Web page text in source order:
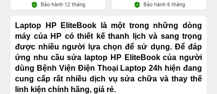
Bảo hành 12 tháng
Bảo hành 6 tháng
Laptop HP EliteBook là một trong những dòng
máy của HP có thiết kế thanh lịch và sang trọng
được nhiều người lựa chọn để sử dụng. Để đáp
ứng nhu cầu sửa laptop HP EliteBook của người
dùng Bệnh Viện Điện Thoại Laptop 24h hiện đang
cung cấp rất nhiều dịch vụ sửa chữa và thay thế
linh kiện chính hãng, giá rẻ.